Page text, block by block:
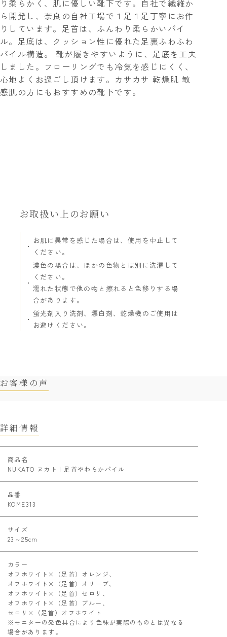
り柔らかく、肌に優しい靴下です。自社で繊維か
ら開発し、奈良の自社工場で１足１足丁寧にお作
りしています。足首は、ふんわり柔らかいパイ
ル。足底は、クッション性に優れた足裏ふわふわ
パイル構造。 靴が履きやすいように、足底を工夫
しました。フローリングでも冷気を感じにくく、
心地よくお過ごし頂けます。カサカサ 乾燥肌 敏
感肌の方にもおすすめの靴下です。
お取扱い上のお願い
お肌に異常を感じた場合は、使用を中止して
ください。
濃色の場合は、ほかの色物とは別に洗濯して
ください。
濡れた状態で他の物と擦れると色移りする場
合があります。
蛍光剤入り洗剤、漂白剤、乾燥機のご使用は
お避けください。
お客様の声
詳細情報
商品名
NUKATO ヌカト | 足首やわらかパイル
品番
KOME313
サイズ
23～25cm
カラー
オフホワイト×（足首）オレンジ、
オフホワイト×（足首）オリーブ、
オフホワイト×（足首）セロリ、
オフホワイト×（足首）ブルー、
セロリ×（足首）オフホワイト
※モニターの発色具合により色味が実際のものとは異なる
場合があります。